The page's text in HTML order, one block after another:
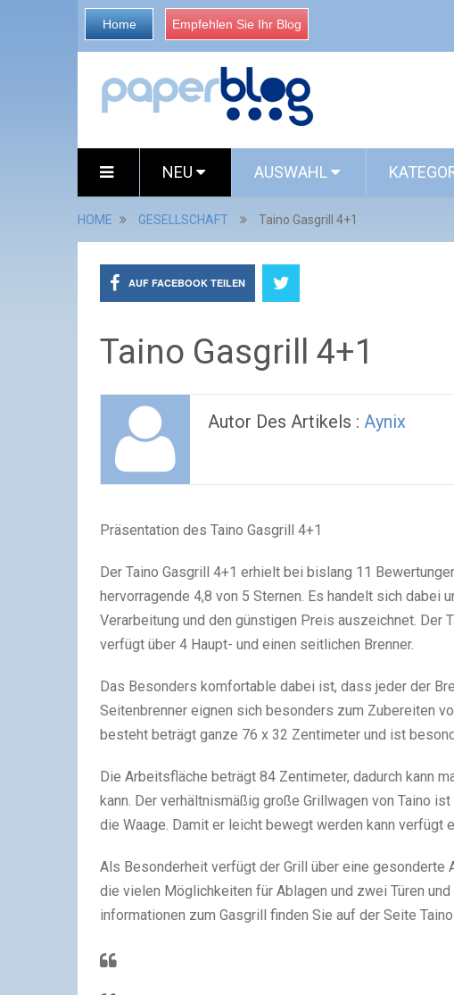
Home Empfehlen Sie Ihr Blog
NEU AUSWAHL
HOME GESELLSCHAFT Taino Gasgrill 4+1
AUF FACEBOOK TEILEN
Taino Gasgrill 4+1
Autor Des Artikels : Aynix
Präsentation des Taino Gasgrill 4+1
Der Taino Gasgrill 4+1 erhielt bei bislang 11
hervorragende 4,8 von 5 Sternen. Es handelt sich dabei
Verarbeitung und den günstigen Preis auszeichnet. Der
verfügt über 4 Haupt- und einen seitlichen Brenner.
Das Besonders komfortable dabei ist, dass jeder der
Seitenbrenner eignen sich besonders zum Zubereiten
besteht beträgt ganze 76 x 32 Zentimeter und ist
Die Arbeitsfläche beträgt 84 Zentimeter, dadurch kann
kann. Der verhältnismäßig große Grillwagen von Taino
die Waage. Damit er leicht bewegt werden kann verfügt
Als Besonderheit verfügt der Grill über eine gesonderte
die vielen Möglichkeiten für Ablagen und zwei Türen
informationen zum Gasgrill finden Sie auf der Seite